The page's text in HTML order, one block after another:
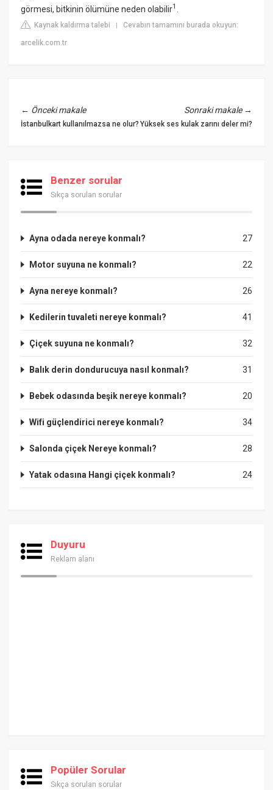
görmesi, bitkinin ölümüne neden olabilir1
Kaynak kaldırma talebi |Cevabın tamamını burada okuyun:
arcelik.com.tr
← Önceki makale
İstanbulkart kullanılmazsa ne olur?
Sonraki makale→
Yüksek ses kulak zarını deler mi?
Benzer sorular
Sıkça sorulan sorular
27
Ayna odada nereye konmalı?
22
Motor suyuna ne konmalı?
26
Ayna nereye konmalı?
41
Kedilerin tuvaleti nereye konmalı?
32
Çiçek suyuna ne konmalı?
31
Balık derin dondurucuya nasıl konmalı?
20
Bebek odasında beşik nereye konmalı?
34
Wifi güçlendirici nereye konmalı?
28
Salonda çiçek Nereye konmalı?
24
Yatak odasına Hangi çiçek konmalı?
Duyuru
Reklam alanı
Popüler Sorular
Sıkça sorulan sorular